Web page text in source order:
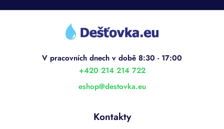
Z
eshop@destovka.eu
+420 214 214 722
Kontakty